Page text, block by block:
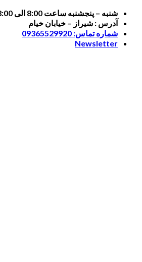
Skip
content
شنبه – پنجشنبه ساعت 8:00 الی 18:00
آدرس : شیراز – خیابان خیام
شماره تماس: 09365529920
Newsletter